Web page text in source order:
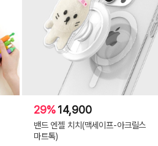
29%14,900
밴드 엔젤 치치(맥세이프-아크릴스
마트톡)